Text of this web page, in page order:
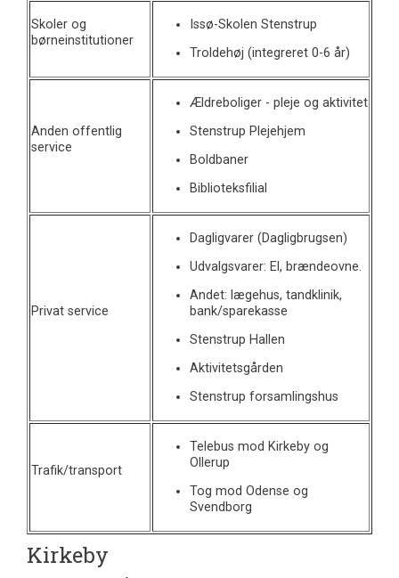
Skoler og
børneinstitutioner
Issø-Skolen Stenstrup
Troldehøj (integreret 0-6 år)
Anden offentlig
service
Ældreboliger - pleje og aktivitet
Stenstrup Plejehjem
Boldbaner
Biblioteksfilial
Privat service
Dagligvarer (Dagligbrugsen)
Udvalgsvarer: El, brændeovne.
Andet: lægehus, tandklinik,
bank/sparekasse
Stenstrup Hallen
Aktivitetsgården
Stenstrup forsamlingshus
Trafik/transport
Telebus mod Kirkeby og
Ollerup
Tog mod Odense og
Svendborg
Kirkeby